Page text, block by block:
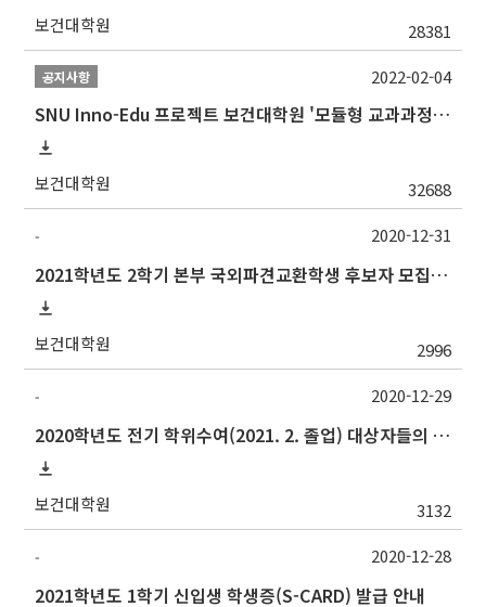
보건대학원 28381
공지사항
SNU Inno-Edu 프로젝트 보건대학원 '모듈형 교과과정' 안내(revised 2022/2/28)
보건대학원 32688
2022-02-04
-
2021학년도 2학기 본부 국외파견교환학생 후보자 모집(기한연장)
보건대학원 2996
2020-12-31
-
2020학년도 전기 학위수여(2021. 2. 졸업) 대상자들의 최종인준 논문 제출 관련 안내
보건대학원 3132
2020-12-29
-
2021학년도 1학기 신입생 학생증(S-CARD) 발급 안내
2020-12-28